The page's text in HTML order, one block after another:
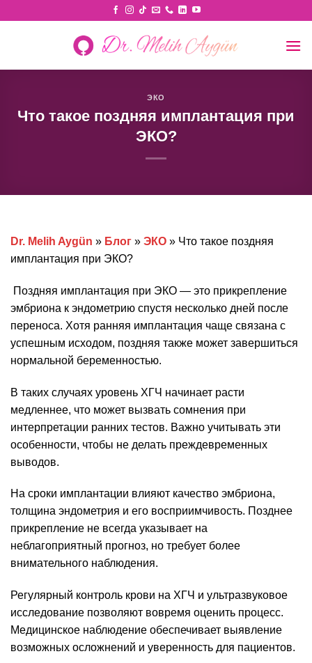
ЭКО
Что такое поздняя имплантация при
ЭКО?
Dr. Melih Aygün » Блог » ЭКО » Что такое поздняя
имплантация при ЭКО?
Поздняя имплантация при ЭКО — это прикрепление
эмбриона к эндометрию спустя несколько дней после
переноса. Хотя ранняя имплантация чаще связана с
успешным исходом, поздняя также может завершиться
нормальной беременностью.
В таких случаях уровень ХГЧ начинает расти
медленнее, что может вызвать сомнения при
интерпретации ранних тестов. Важно учитывать эти
особенности, чтобы не делать преждевременных
выводов.
На сроки имплантации влияют качество эмбриона,
толщина эндометрия и его восприимчивость. Позднее
прикрепление не всегда указывает на
неблагоприятный прогноз, но требует более
внимательного наблюдения.
Регулярный контроль крови на ХГЧ и ультразвуковое
исследование позволяют вовремя оценить процесс.
Медицинское наблюдение обеспечивает выявление
возможных осложнений и уверенность для пациентов.